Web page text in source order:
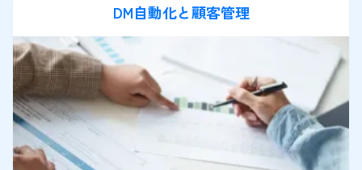
DM自動化と顧客管理